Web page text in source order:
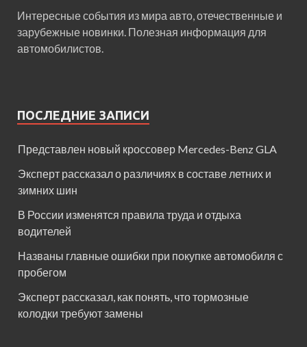
Интересные события из мира авто, отечественные и
зарубежные новинки. Полезная информация для
автомобилистов.
ПОСЛЕДНИЕ ЗАПИСИ
Представлен новый кроссовер Mercedes-Benz GLA
Эксперт рассказал о различиях в составе летних и
зимних шин
В России изменятся правила труда и отдыха
водителей
Названы главные ошибки при покупке автомобиля с
пробегом
Эксперт рассказал, как понять, что тормозные
колодки требуют замены